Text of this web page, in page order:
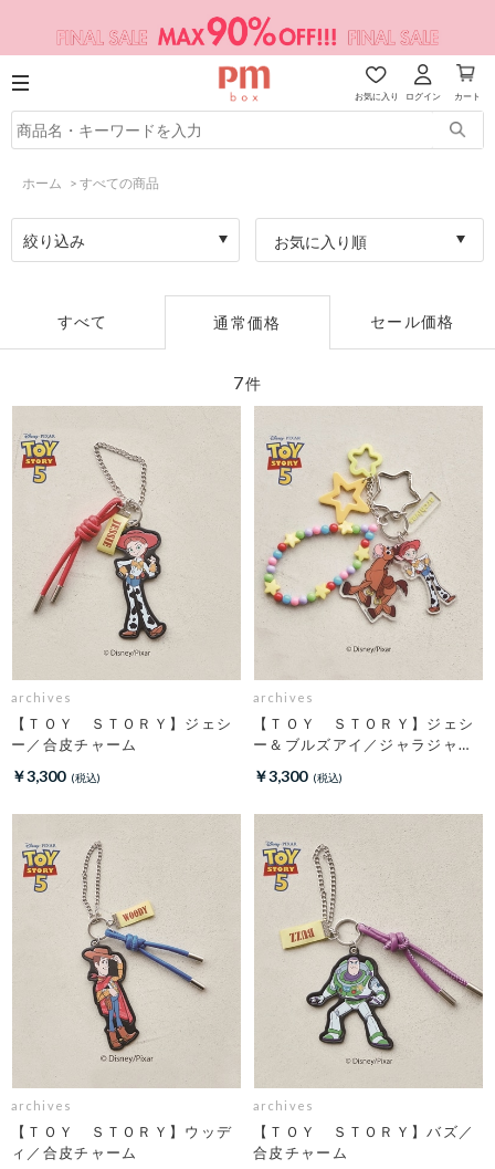
お気に入り ログイン カート
ホーム > すべての商品
絞り込み お気に入り順
すべて 通常価格 セール価格
7件
archives
【ＴＯＹ ＳＴＯＲＹ】ジェシ
ー／合皮チャーム
￥3,300
archives
【ＴＯＹ ＳＴＯＲＹ】ジェシ
ー＆ブルズアイ／ジャラジャラ
￥3,300
archives
【ＴＯＹ ＳＴＯＲＹ】ウッデ
ィ／合皮チャーム
archives
【ＴＯＹ ＳＴＯＲＹ】バズ／
合皮チャーム